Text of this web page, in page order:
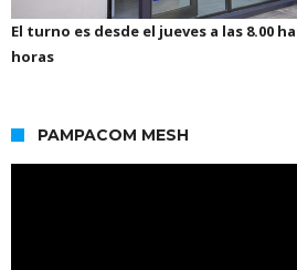
El turno es desde el jueves a las 8.00
horas
PAMPACOM MESH